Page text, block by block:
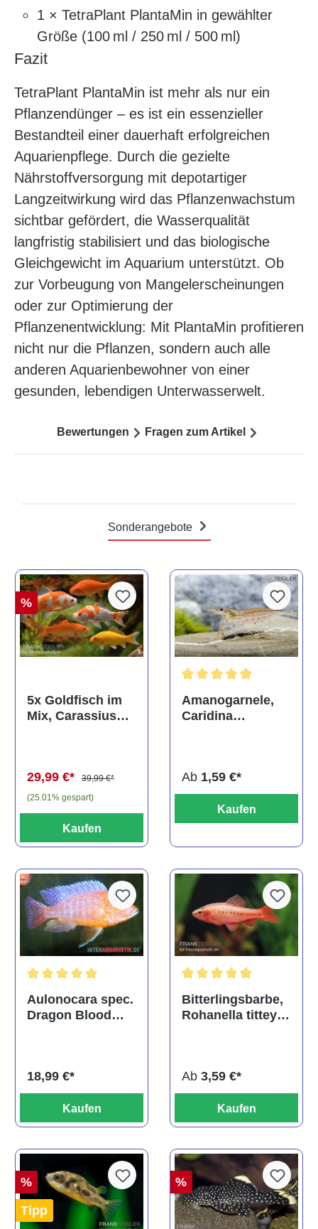
1 × TetraPlant PlantaMin in gewählter
Größe (100 ml / 250 ml / 500 ml)
Fazit
TetraPlant PlantaMin ist mehr als nur ein
Pflanzendünger – es ist ein essenzieller
Bestandteil einer dauerhaft erfolgreichen
Aquarienpflege. Durch die gezielte
Nährstoffversorgung mit depotartiger
Langzeitwirkung wird das Pflanzenwachstum
sichtbar gefördert, die Wasserqualität
langfristig stabilisiert und das biologische
Gleichgewicht im Aquarium unterstützt. Ob
zur Vorbeugung von Mangelerscheinungen
oder zur Optimierung der
Pflanzenentwicklung: Mit PlantaMin profitieren
nicht nur die Pflanzen, sondern auch alle
anderen Aquarienbewohner von einer
gesunden, lebendigen Unterwasserwelt.
Bewertungen Fragen zum Artikel
Sonderangebote
%
5x Goldfisch im
Mix, Carassius
29,99 €*
39,99 €*
(25.01% gespart)
Kaufen
Amanogarnele,
Caridina
Ab 1,59 €*
Kaufen
Aulonocara spec.
Dragon Blood
18,99 €*
Kaufen
Bitterlingsbarbe,
Rohanella titteya,
Ab 3,59 €*
Kaufen
%
Tipp
%